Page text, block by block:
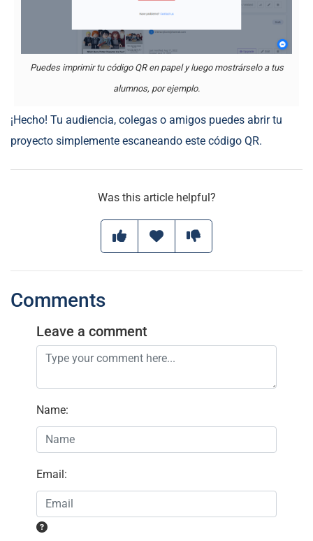
Puedes imprimir tu código QR en papel y luego mostrárselo a tus
alumnos, por ejemplo.
¡Hecho! Tu audiencia, colegas o amigos puedes abrir tu
proyecto simplemente escaneando este código QR.
Was this article helpful?
Comments
Leave a comment
Name:
Email: